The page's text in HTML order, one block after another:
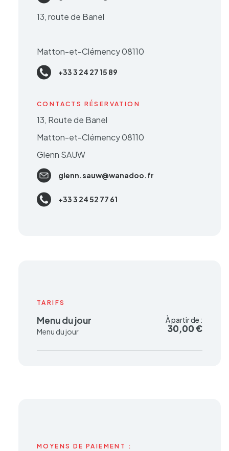
13, route de Banel
Matton-et-Clémency 08110
+33 3 24 27 15 89
CONTACTS RÉSERVATION
13, Route de Banel
Matton-et-Clémency 08110
Glenn SAUW
glenn.sauw@wanadoo.fr
+33 3 24 52 77 61
TARIFS
Menu du jour
Menu du jour
À partir de :
30,00 €
À partir de :
30,00 €
MOYENS DE PAIEMENT :